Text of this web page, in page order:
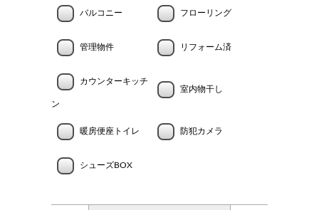
バルコニー フローリング
管理物件 リフォーム済
カウンターキッチ
ン
室内物干し
暖房便座トイレ 防犯カメラ
シューズBOX